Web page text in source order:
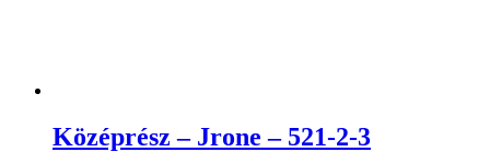
Középrész – Jrone – 521-2-3